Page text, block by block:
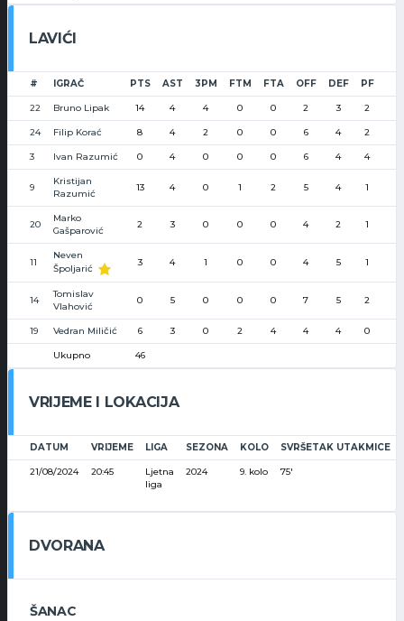
LAVIĆI
# IGRAČ PTS AST 3PM FTM FTA OFF DEF PF
22 Bruno Lipak 14 4 4 0 0 2 3 2
24 Filip Korać 8 4 2 0 0 6 4 2
3 Ivan Razumić 0 4 0 0 0 6 4 4
9
Kristijan
Razumić
13 4 0 1 2 5 4 1
20
Marko
Gašparović
2 3 0 0 0 4 2 1
11
Neven
Špoljarić
3 4 1 0 0 4 5 1
14
Tomislav
Vlahović
0 5 0 0 0 7 5 2
19 Vedran Miličić 6 3 0 2 4 4 4 0
Ukupno 46
VRIJEME I LOKACIJA
DATUM VRIJEME LIGA SEZONA KOLO SVRŠETAK UTAKMICE
21/08/2024 20:45
Ljetna
liga
2024 9. kolo 75'
DVORANA
ŠANAC